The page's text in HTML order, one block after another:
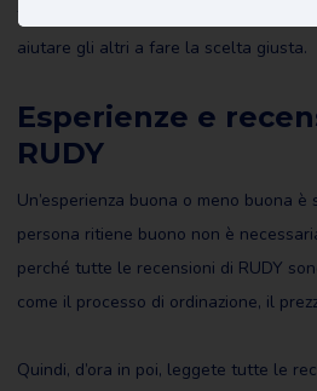
aiutare gli altri a fare la scelta giusta.
Esperienze e
RUDY
Un’esperienza buona o meno buona
persona ritiene buono non è
perché tutte le recensioni di RUDY
come il processo di ordinazione, il
Quindi, d’ora in poi, leggete tutte le